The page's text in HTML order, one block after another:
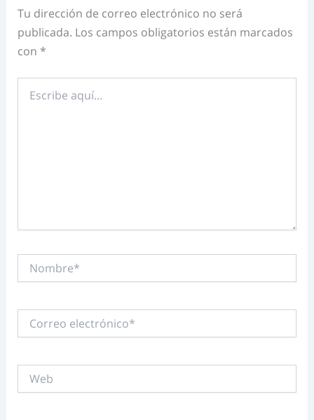
Tu dirección de correo electrónico no será
publicada. Los campos obligatorios están marcados
con *
aquí...
electrónico*